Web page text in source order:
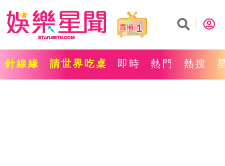
1
針線緣 請世界吃桌 即時 熱門 熱搜